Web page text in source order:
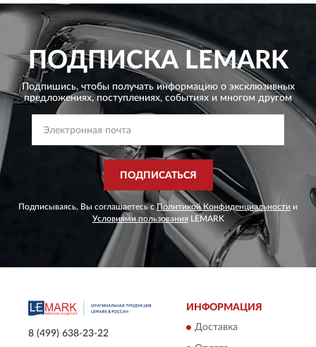
ПОДПИСКАLEMARK
Подпишись, чтобы получать информацию о эксклюзивных
предложениях, поступлениях, событиях и многом другом
ПОДПИСАТЬСЯ
Подписываясь, Вы соглашаетесь сПолитикой Конфиденциальности и
Условиями пользования LEMARK
8 (499) 638-23-22
ИНФОРМАЦИЯ
Доставка